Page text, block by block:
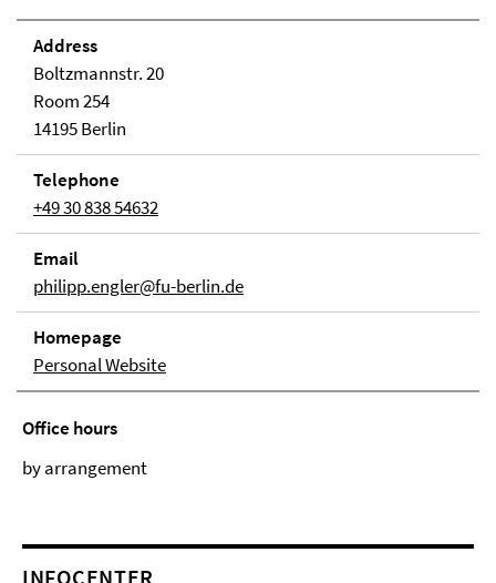
Address
Boltzmannstr. 20
Room 254
14195 Berlin
Telephone
+49 30 838 54632
Email
philipp.engler@fu-berlin.de
Homepage
Personal Website
Office hours
by arrangement
INFOCENTER